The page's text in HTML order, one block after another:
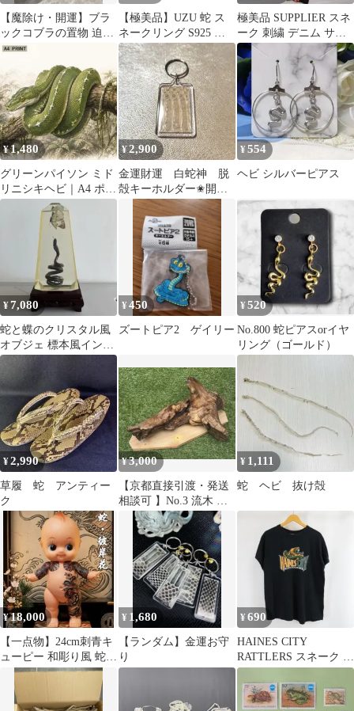
【魔除け・開運】ブラ
ックコブラの置物 迫力
満点 守護神 蛇 スネー
ク オブジェ
【極美品】UZU 蛇 ス
ネークリング S925 シ
ルバー 15号 ウロボロス
極美品 SUPPLIER スネ
ーク 刺繍 デニム サプ
ライヤー 蛇 Y2K
¥1,480
グリーンパイソン ミド
リニシキヘビ｜A4 ポス
ター｜イラスト ヘビ 爬
虫類 動物
¥2,900
金運財運 白蛇神 脱
殻キーホルダー✬開
運 金運アップ 財運
資産 貯金 立身出世
¥554
ヘビ シルバーピアス
¥7,080
蛇と蝶のクリスタル風
オブジェ 標本風インテ
リア
¥450
ズートピア2 ゲイリー
¥520
No.800 蛇ピアスorイヤ
リング（ゴールド）
¥2,990
草履 蛇 アンティー
ク
¥3,000
【京都直接引渡・発送
相談可 】No.3 流木 爬
虫類用レイアウト素材
台座付き
¥ 1,111
蛇 ヘビ 抜け殻
¥18,000
【一点物】24cm刺青キ
ューピー 和彫り風 蛇・
彼岸花・胸割り
¥ 1,680
【ランダム】金運お守
り
¥690
HAINES CITY
RATTLERS スネーク オ
ーバーサイズ Tシャツ
L